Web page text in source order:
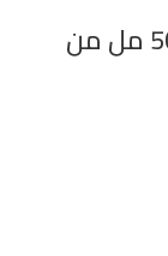
معطر الخنجر للمنزل والفراش – 500 مل من